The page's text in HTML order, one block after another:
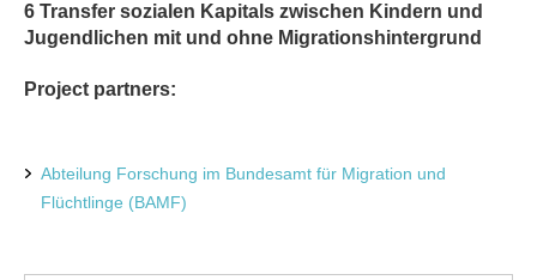
6 Transfer sozialen Kapitals zwischen Kindern und
Jugendlichen mit und ohne Migrationshintergrund
Project partners:
Abteilung Forschung im Bundesamt für Migration und
Flüchtlinge (BAMF)